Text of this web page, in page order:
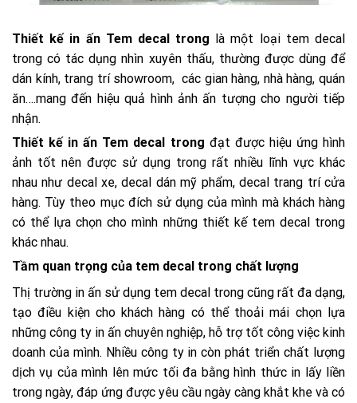
Thiết kế in ấn Tem decal trong là một loại tem decal
trong có tác dụng nhìn xuyên thấu, thường được dùng để
dán kính, trang trí showroom, các gian hàng, nhà hàng, quán
ăn….mang đến hiệu quả hình ảnh ấn tượng cho người tiếp
nhận.
Thiết kế in ấn Tem decal trong đạt được hiệu ứng hình
ảnh tốt nên được sử dụng trong rất nhiều lĩnh vực khác
nhau như decal xe, decal dán mỹ phẩm, decal trang trí cửa
hàng. Tùy theo mục đích sử dụng của mình mà khách hàng
có thể lựa chọn cho mình những thiết kế tem decal trong
khác nhau.
Tầm quan trọng của tem decal trong chất lượng
Thị trường in ấn sử dụng tem decal trong cũng rất đa dạng,
tạo điều kiện cho khách hàng có thể thoải mái chọn lựa
những công ty in ấn chuyên nghiệp, hỗ trợ tốt công việc kinh
doanh của mình. Nhiều công ty in còn phát triển chất lượng
dịch vụ của mình lên mức tối đa bằng hình thức in lấy liền
trong ngày, đáp ứng được yêu cầu ngày càng khắt khe và có